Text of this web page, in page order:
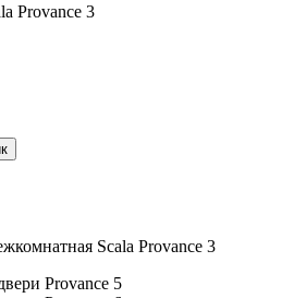
Provance 3
Scala Provance 3